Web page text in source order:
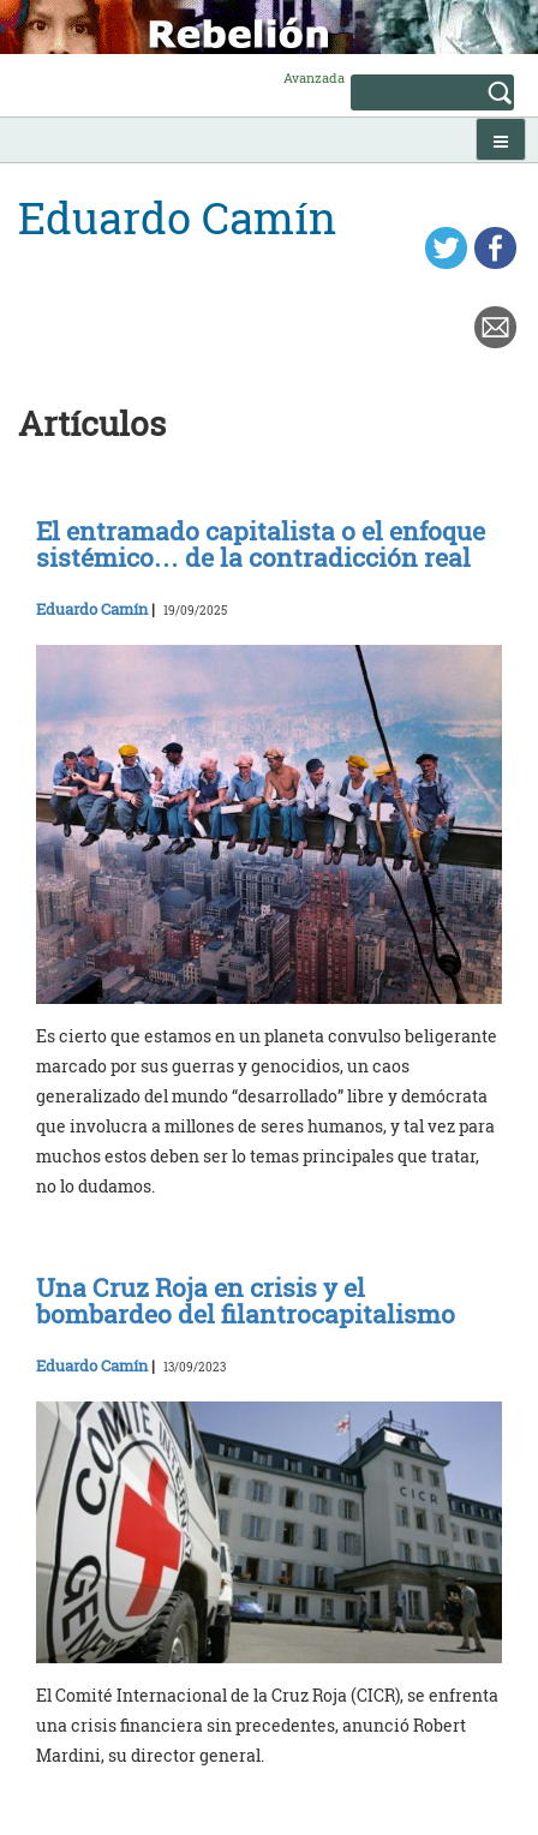
Skip
to
content
Avanzada
Eduardo Camín
Artículos
El entramado capitalista o el enfoque
sistémico… de la contradicción real
Eduardo Camín| 19/09/2025
Es cierto que estamos en un planeta convulso beligerante
marcado por sus guerras y genocidios, un caos
generalizado del mundo “desarrollado” libre y demócrata
que involucra a millones de seres humanos, y tal vez para
muchos estos deben ser lo temas principales que tratar,
no lo dudamos.
Una Cruz Roja en crisis y el
bombardeo del filantrocapitalismo
Eduardo Camín| 13/09/2023
El Comité Internacional de la Cruz Roja (CICR), se enfrenta
una crisis financiera sin precedentes, anunció Robert
Mardini, su director general.